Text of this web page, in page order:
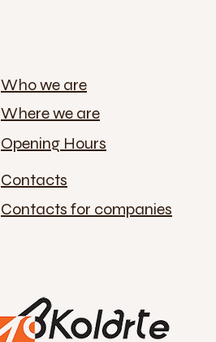
Who we are
Where we are
Opening Hours
Contacts
Contacts for companies